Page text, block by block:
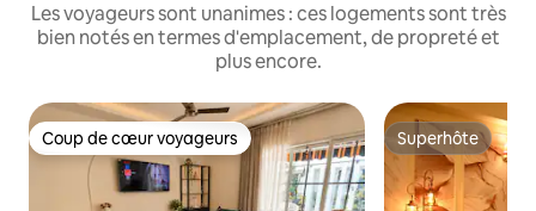
Les voyageurs sont unanimes : ces logements sont très
bien notés en termes d'emplacement, de propreté et
plus encore.
Coup de cœur voyageurs
Coup de cœur voyageurs Superhôte
Superhôte